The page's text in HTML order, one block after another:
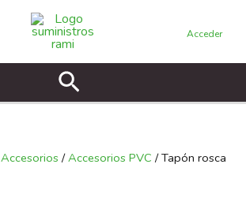
Acceder
Buscar
Accesorios /Accesorios PVC / Tapón rosca